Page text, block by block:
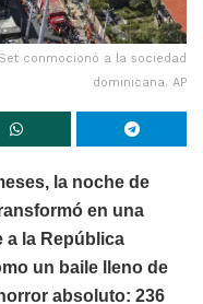
conmocionó a la sociedad
dominicana. AP
la noche de
en una
a la República
un baile lleno de
absoluto: 236